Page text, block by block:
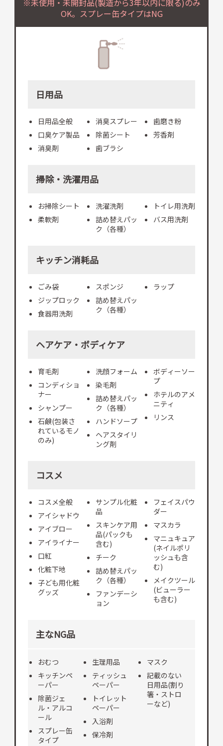
※未使用・未開封品(製造から3年以内に限る)のみ
OK。スプレー缶タイプはNG
日用品
日用品全般
口臭ケア製品
消臭剤
消臭スプレー
除菌シート
歯ブラシ
歯磨き粉
芳香剤
掃除・洗濯用品
お掃除シート
柔軟剤
洗濯洗剤
詰め替えパッ
ク（各種）
トイレ用洗剤
バス用洗剤
キッチン消耗品
ごみ袋
ジップロック
食器用洗剤
スポンジ
詰め替えパッ
ク（各種）
ラップ
ヘアケア・ボディケア
育毛剤
コンディショ
ナー
シャンプー
石鹸(包装さ
れているモノ
のみ)
洗顔フォーム
染毛剤
詰め替えパッ
ク（各種）
ハンドソープ
ヘアスタイリ
ング剤
ボディーソー
プ
ホテルのアメ
ニティ
リンス
コスメ
コスメ全般
アイシャドウ
アイブロー
アイライナー
口紅
化粧下地
子ども用化粧
グッズ
サンプル化粧
品
スキンケア用
品(パックも
含む)
チーク
詰め替えパッ
ク（各種）
ファンデーシ
ョン
フェイスパウ
ダー
マスカラ
マニュキュア
(ネイルポリ
ッシュも含
む)
メイクツール
(ビューラー
も含む)
主なNG品
おむつ
キッチンペ
ーパー
除菌ジェ
ル・アルコ
ール
スプレー缶
タイプ
生理用品
ティッシュ
ペーパー
トイレット
ペーパー
入浴剤
保冷剤
マスク
記載のない
日用品(割り
箸・ストロ
ーなど)